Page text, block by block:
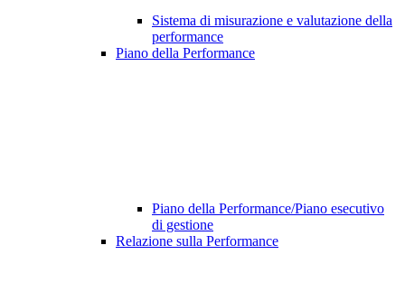
Sistema di misurazione e valutazione della
performance
Piano della Performance
Piano della Performance/Piano esecutivo
di gestione
Relazione sulla Performance